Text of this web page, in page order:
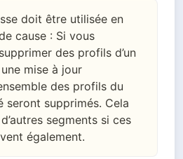
doit être utilisée en
cause : Si vous
des profils d’un
mise à jour
des profils du
seront supprimés. Cela
segments si ces
également.